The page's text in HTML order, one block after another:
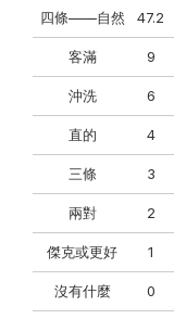
四條——自然 47.2
客滿 9
沖洗 6
直的 4
三條 3
兩對 2
傑克或更好 1
沒有什麼 0